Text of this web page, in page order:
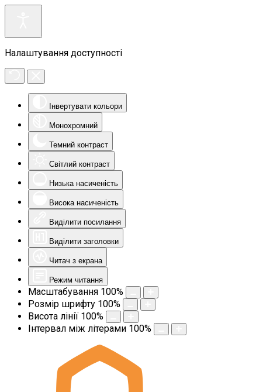
Налаштування доступності
Інвертувати кольори
Монохромний
Темний контраст
Світлий контраст
Низька насиченість
Висока насиченість
Виділити посилання
Виділити заголовки
Читач з екрана
Режим читання
Масштабування 100%
Розмір шрифту 100%
Висота лінії 100%
Інтервал між літерами 100%